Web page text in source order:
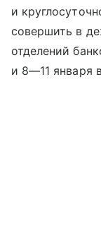
и
совершить в
отделений
и 8—11 января